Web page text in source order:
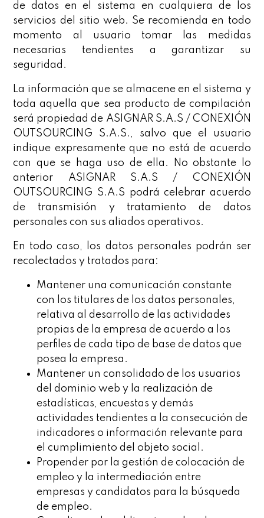
de datos en el sistema en cualquiera de los
servicios del sitio web. Se recomienda en todo
momento al usuario tomar las medidas
necesarias tendientes a garantizar su
seguridad.
La información que se almacene en el sistema y
toda aquella que sea producto de compilación
será propiedad de ASIGNAR S.A.S / CONEXIÓN
OUTSOURCING S.A.S., salvo que el usuario
indique expresamente que no está de acuerdo
con que se haga uso de ella. No obstante lo
anterior ASIGNAR S.A.S / CONEXIÓN
OUTSOURCING S.A.S podrá celebrar acuerdo
de transmisión y tratamiento de datos
personales con sus aliados operativos.
En todo caso, los datos personales podrán ser
recolectados y tratados para:
Mantener una comunicación constante
con los titulares de los datos personales,
relativa al desarrollo de las actividades
propias de la empresa de acuerdo a los
perfiles de cada tipo de base de datos que
posea la empresa.
Mantener un consolidado de los usuarios
del dominio web y la realización de
estadísticas, encuestas y demás
actividades tendientes a la consecución de
indicadores o información relevante para
el cumplimiento del objeto social.
Propender por la gestión de colocación de
empleo y la intermediación entre
empresas y candidatos para la búsqueda
de empleo.